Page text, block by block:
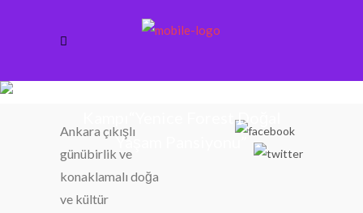
Kampı“Yenice Forest Doğal
Yaşam Pansiyonu”
Ankara çıkışlı
günübirlik ve
konaklamalı doğa
ve kültür